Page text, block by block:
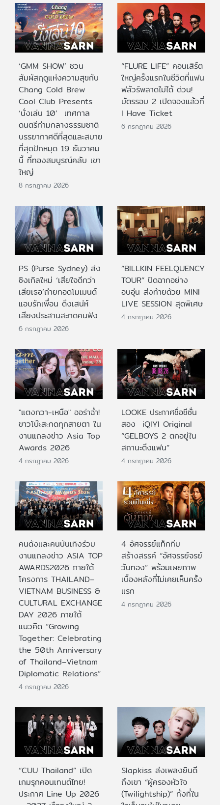
‘GMM SHOW’ ชวน
สัมผัสฤดูแห่งความสุขกับ
Chang Cold Brew
Cool Club Presents
‘นั่งเล่น 10’ เทศกาล
ดนตรีท่ามกลางธรรมชาติ
บรรยากาศดีที่สุดและสบาย
ที่สุดปักหมุด 19 ธันวาคม
นี้ ที่ทองสมบูรณ์คลับ เขา
ใหญ่
8 กรกฎาคม 2026
“FLURE LIFE” คอนเสิร์ต
ใหญ่ครั้งแรกในชีวิตที่แฟน
ฟลัวร์พลาดไม่ได้ ด่วน!
บัตรรอบ 2 เปิดจองแล้วที่
I Have Ticket
6 กรกฎาคม 2026
PS (Purse Sydney) ส่ง
ซิงเกิลใหม่ ‘เสียใจดีกว่า
เสียเธอ’ถ่ายทอดโมเมนต์
แอบรักเพื่อน ดึงเสน่ห์
เสียงประสานสะกดคนฟัง
6 กรกฎาคม 2026
“BILLKIN FEELQUENCY
TOUR” ปิดฉากอย่าง
อบอุ่น ส่งท้ายด้วย MINI
LIVE SESSION สุดพิเศษ
4 กรกฎาคม 2026
"แตงกวา-เหนือ" ออร่าฉ่ำ!
ขาวโบ๊ะสะกดทุกสายตา ใน
งานแถลงข่าว Asia Top
Awards 2026
4 กรกฎาคม 2026
LOOKE ประกาศชื่อซีซั่น
สอง iQIYI Original
“GELBOYS 2 ตกอยู่ใน
สถานะติ่งแฟน”
4 กรกฎาคม 2026
คนดังและคนบันเทิงร่วม
งานแถลงข่าว ASIA TOP
AWARDS2026 ภายใต้
โครงการ THAILAND–
VIETNAM BUSINESS &
CULTURAL EXCHANGE
DAY 2026 ภายใต้
แนวคิด “Growing
Together: Celebrating
the 50th Anniversary
of Thailand–Vietnam
Diplomatic Relations”
4 กรกฎาคม 2026
4 อัศจรรย์แท็กทีม
สร้างสรรค์ “อัศจรรย์จรย์
วันทอง” พร้อมเผยภาพ
เบื้องหลังที่ไม่เคยเห็นครั้ง
แรก
4 กรกฎาคม 2026
“CUU Thailand” เปิด
เกมรุกคอนเทนต์ไทย!
ประกาศ Line Up 2026
Slapkiss ส่งเพลงยินดี
ถึงเขา “ผู้ครองหัวใจ
(Twilightship)” ทั้งที่ใน